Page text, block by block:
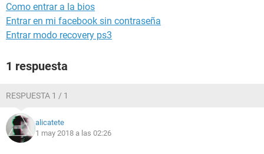
Como entrar a la bios
Entrar en mi facebook sin contraseña
Entrar modo recovery ps3
1 respuesta
RESPUESTA 1 / 1
alicatete
1 may 2018 a las 02:26